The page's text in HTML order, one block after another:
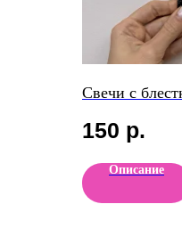
Свечи с
150 р.
Описание